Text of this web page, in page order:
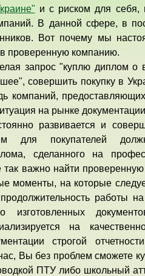
и с риском для себя,
В данной сфере, в
Вот почему мы
проверенную компанию.
запрос "куплю диплом о
совершить покупку в
компаний,
на рынке
развивается и
для покупателей
сделанного на
так важно найти
моменты, на которые
работы
изготовленных
на
строгой
Вы без проблем сможете
ПТУ либо школьный